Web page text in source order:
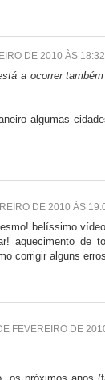
DE 2010 ÀS 18:32
a ocorrer
algumas
DE 2010 ÀS
belíssimo
aquecimento de
corrigir alguns
FEVEREIRO DE